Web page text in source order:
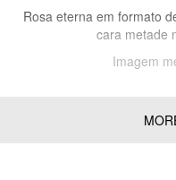
Rosa eterna em formato
cara metade
Imagem